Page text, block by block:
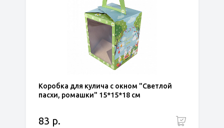
Коробка для кулича с окном "Светлой
пасхи, ромашки" 15*15*18 см
83 р.